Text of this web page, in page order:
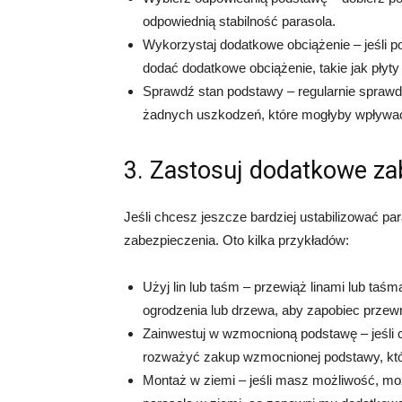
odpowiednią stabilność parasola.
Wykorzystaj dodatkowe obciążenie – jeśli
dodać dodatkowe obciążenie, takie jak
Sprawdź stan podstawy – regularnie
żadnych uszkodzeń, które mogłyby
3. Zastosuj dodatkowe
Jeśli chcesz jeszcze bardziej ustabilizować
zabezpieczenia. Oto kilka przykładów:
Użyj lin lub taśm – przewiąż linami lub
ogrodzenia lub drzewa, aby zapobiec
Zainwestuj w wzmocnioną podstawę –
rozważyć zakup wzmocnionej podstawy,
Montaż w ziemi – jeśli masz możliwość,